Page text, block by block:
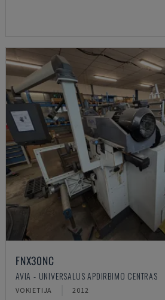
FNX30NC
AVIA - UNIVERSALUS APDIRBIMO CENTRAS
VOKIETIJA 2012